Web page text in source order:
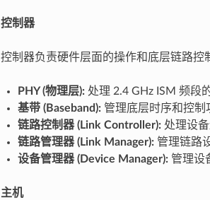
控制器
控制器负责硬件层面的操作和底层链路控
PHY (物理层):处理 2.4 GHz ISM 频段
基带 (Baseband):管理底层时序和控制
链路控制器 (Link Controller):处理设备
链路管理器 (Link Manager):管理链路
设备管理器 (Device Manager):管理设
主机